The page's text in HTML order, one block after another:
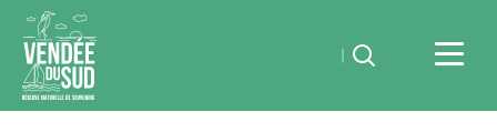
Vendée
Rechercher